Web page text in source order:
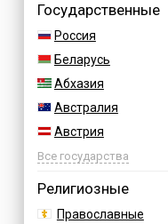
Государственные
Россия
Беларусь
Абхазия
Австралия
Австрия
Азербайджан
Все государства
Религиозные
Православные